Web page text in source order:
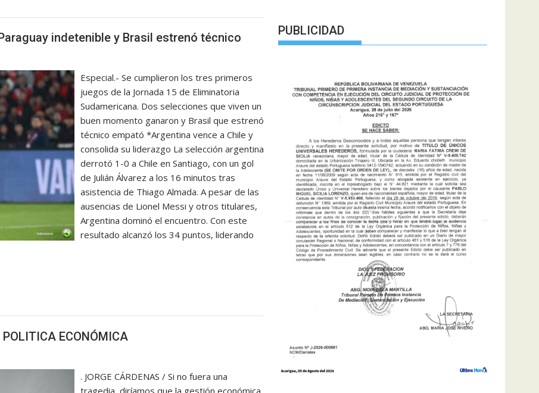
indetenible y Brasil estrenó técnico
Especial.- Se cumplieron los tres primeros
juegos de la Jornada 15 de Eliminatoria
Sudamericana. Dos selecciones que viven un
buen momento ganaron y Brasil que estrenó
técnico empató *Argentina vence a Chile y
consolida su liderazgo La selección argentina
derrotó 1-0 a Chile en Santiago, con un gol
de Julián Álvarez a los 16 minutos tras
asistencia de Thiago Almada. A pesar de las
ausencias de Lionel Messi y otros titulares,
Argentina dominó el encuentro. Con este
resultado alcanzó los 34 puntos, liderando
POLITICA ECONÓMICA
. JORGE CÁRDENAS / Si no fuera una
tragedia, diríamos que la gestión económica
PUBLICIDAD